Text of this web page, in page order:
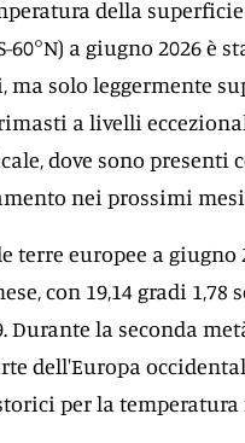
della superficie
60°N) a giugno 2026 è
ma solo leggermente
rimasti a livelli
dove sono presenti
nei prossimi
terre europee a giugno
con 19,14 gradi 1,78
Durante la seconda
dell'Europa
per la